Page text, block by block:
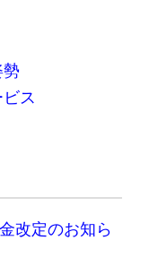
ス
改定のお知ら